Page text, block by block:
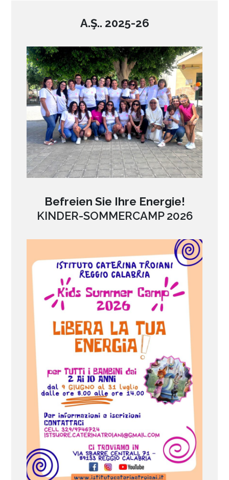
A.Ş.. 2025-26
Befreien Sie Ihre Energie!
KINDER-SOMMERCAMP 2026